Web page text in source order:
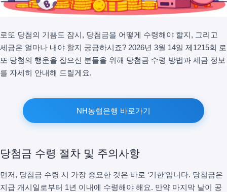
로또 당첨의 기쁨도 잠시, 당첨금을 어떻게 수령해야 할지, 그리고
세금은 얼마나 내야 할지 궁금하시죠? 2026년 3월 14일 제1215회 로
또 당첨의 행운을 잡으신 분들을 위해 당첨금 수령 방법과 세금 정보
를 자세히 안내해 드릴게요.
NH농협은행 바로가기
당첨금 수령 절차 및 주의사항
먼저, 당첨금 수령 시 가장 중요한 것은 바로 ‘기한’입니다. 당첨금은
지급 개시일로부터 1년 이내에 수령해야 해요. 만약 마지막 날이 공